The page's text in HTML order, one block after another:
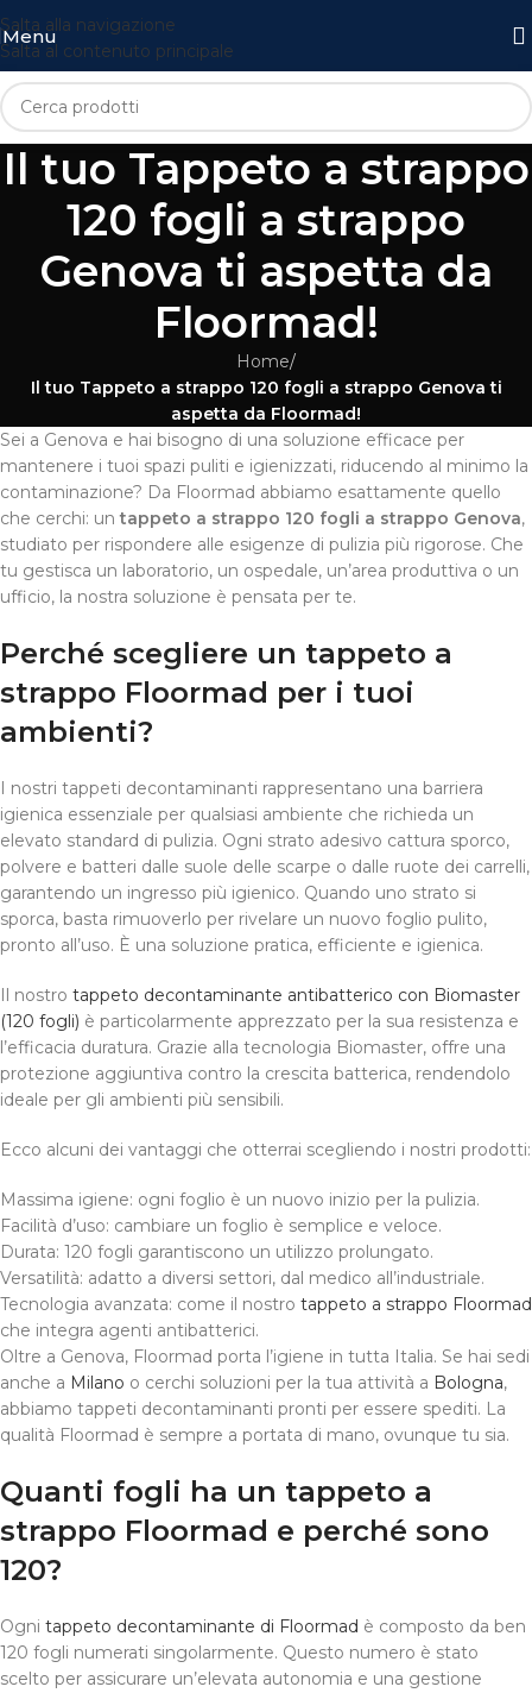
Salta alla navigazione
Salta al contenuto principale
Menu
Il tuo Tappeto a strappo
120 fogli a strappo
Genova ti aspetta da
Floormad!
Home/
Il tuo Tappeto a strappo 120 fogli a strappo Genova ti
aspetta da Floormad!
Sei a Genova e hai bisogno di una soluzione efficace per
mantenere i tuoi spazi puliti e igienizzati, riducendo al minimo la
contaminazione? Da Floormad abbiamo esattamente quello
che cerchi: untappeto a strappo 120 fogli a strappo Genova,
studiato per rispondere alle esigenze di pulizia più rigorose. Che
tu gestisca un laboratorio, un ospedale, un’area produttiva o un
ufficio, la nostra soluzione è pensata per te.
Perché scegliere un tappeto a
strappo Floormad per i tuoi
ambienti?
I nostri tappeti decontaminanti rappresentano una barriera
igienica essenziale per qualsiasi ambiente che richieda un
elevato standard di pulizia. Ogni strato adesivo cattura sporco,
polvere e batteri dalle suole delle scarpe o dalle ruote dei carrelli,
garantendo un ingresso più igienico. Quando uno strato si
sporca, basta rimuoverlo per rivelare un nuovo foglio pulito,
pronto all’uso. È una soluzione pratica, efficiente e igienica.
Il nostro tappeto decontaminante antibatterico con Biomaster
(120 fogli) è particolarmente apprezzato per la sua resistenza e
l’efficacia duratura. Grazie alla tecnologia Biomaster, offre una
protezione aggiuntiva contro la crescita batterica, rendendolo
ideale per gli ambienti più sensibili.
Ecco alcuni dei vantaggi che otterrai scegliendo i nostri prodotti:
Massima igiene: ogni foglio è un nuovo inizio per la pulizia.
Facilità d’uso: cambiare un foglio è semplice e veloce.
Durata: 120 fogli garantiscono un utilizzo prolungato.
Versatilità: adatto a diversi settori, dal medico all’industriale.
Tecnologia avanzata: come il nostro tappeto a strappo Floormad
che integra agenti antibatterici.
Oltre a Genova, Floormad porta l’igiene in tutta Italia. Se hai sedi
anche a Milano o cerchi soluzioni per la tua attività a Bologna,
abbiamo tappeti decontaminanti pronti per essere spediti. La
qualità Floormad è sempre a portata di mano, ovunque tu sia.
Quanti fogli ha un tappeto a
strappo Floormad e perché sono
120?
Ogni tappeto decontaminante di Floormad è composto da ben
120 fogli numerati singolarmente. Questo numero è stato
scelto per assicurare un’elevata autonomia e una gestione